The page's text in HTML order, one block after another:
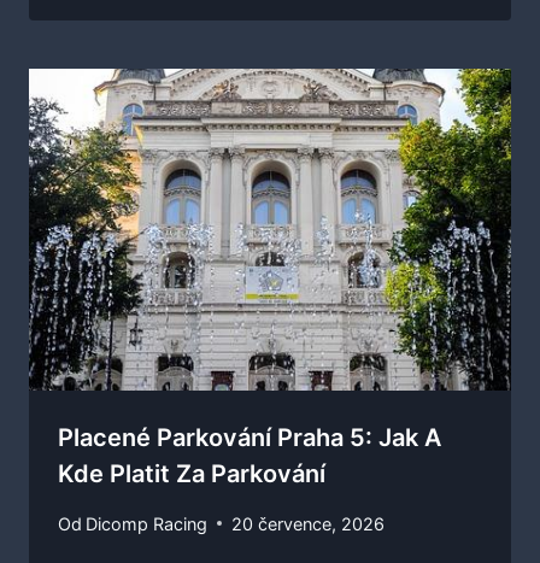
Placené Parkování Praha 5: Jak A
Kde Platit Za Parkování
Od Dicomp Racing 20 července, 2026